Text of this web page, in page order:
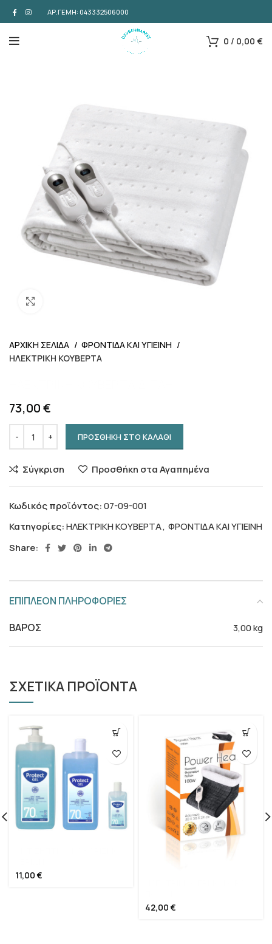
ΑΡ.ΓΕΜΗ: 043332506000
0 / 0,00 €
ΑΡΧΙΚΗ ΣΕΛΙΔΑ
ΦΡΟΝΤΙΔΑ ΚΑΙ ΥΓΙΕΙΝΗ
ΗΛΕΚΤΡΙΚΗ ΚΟΥΒΕΡΤΑ
73,00€
ΠΡΟΣΘΗΚΗ ΣΤΟ ΚΑΛΑΘΙ
Σύγκριση Προσθήκη στα Αγαπημένα
Κωδικός προϊόντος:07-09-001
Κατηγορίες:ΗΛΕΚΤΡΙΚΗ ΚΟΥΒΕΡΤΑ, ΦΡΟΝΤΙΔΑ ΚΑΙ ΥΓΙΕΙΝΗ
Share:
ΕΠΙΠΛΕΟΝ ΠΛΗΡΟΦΟΡΙΕΣ
ΒΑΡΟΣ
3,00 kg
ΣΧΕΤΙΚΑ ΠΡΟΪΟΝΤΑ
11,00 €
42,00 €